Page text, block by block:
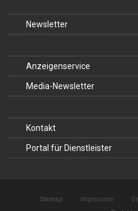
Newsletter
Anzeigenservice
Media-Newsletter
Kontakt
Portal für Dienstleister
Sitemap Impressum